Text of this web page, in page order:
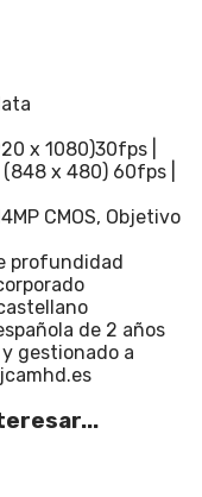
x 1080)30fps |
x 480) 60fps |
CMOS, Objetivo
profundidad
de 2 años
y gestionado a